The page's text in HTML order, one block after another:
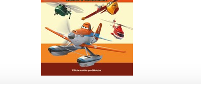
záchranári
Walt Disney